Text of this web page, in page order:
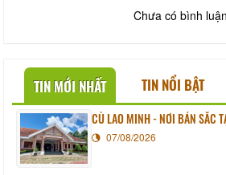
Chưa có bình luận
TIN MỚI NHẤT TIN NỔI BẬT
CÙ LAO MINH - NƠI BẢN SẮC
07/08/2026